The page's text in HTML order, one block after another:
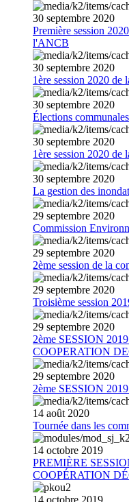
30 septembre 2020
Première session
l'ANCB
30 septembre 2020
1ère session 2020
30 septembre 2020
Élections
30 septembre 2020
1ère session 2020
30 septembre 2020
La gestion des
29 septembre 2020
Commission
29 septembre 2020
2ème session de la
29 septembre 2020
Troisième session
29 septembre 2020
2ème SESSION
COOPERATION
29 septembre 2020
2ème SESSION
14 août 2020
Tournée dans les
14 octobre 2019
PREMIÈRE
COOPÉRATION
14 octobre 2019